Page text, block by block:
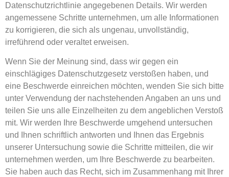
Datenschutzrichtlinie angegebenen Details. Wir werden
angemessene Schritte unternehmen, um alle Informationen
zu korrigieren, die sich als ungenau, unvollständig,
irreführend oder veraltet erweisen.
Wenn Sie der Meinung sind, dass wir gegen ein
einschlägiges Datenschutzgesetz verstoßen haben, und
eine Beschwerde einreichen möchten, wenden Sie sich bitte
unter Verwendung der nachstehenden Angaben an uns und
teilen Sie uns alle Einzelheiten zu dem angeblichen Verstoß
mit. Wir werden Ihre Beschwerde umgehend untersuchen
und Ihnen schriftlich antworten und Ihnen das Ergebnis
unserer Untersuchung sowie die Schritte mitteilen, die wir
unternehmen werden, um Ihre Beschwerde zu bearbeiten.
Sie haben auch das Recht, sich im Zusammenhang mit Ihrer